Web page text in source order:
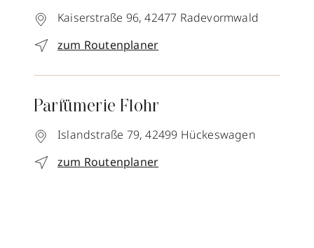
Kaiserstraße 96, 42477 Radevormwald
zum Routenplaner
Parfümerie Flohr
Islandstraße 79, 42499 Hückeswagen
zum Routenplaner